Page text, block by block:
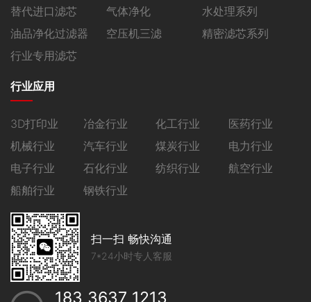
替代进口滤芯 气体净化
水处理系列
油品净化过滤器
空压机三滤
精密滤芯系列
行业专用滤芯
行业应用
3D打印业 冶金行业 化工行业
医药行业
机械行业
汽车行业 煤炭行业
电力行业
电子行业
石化行业 纺织行业
航空行业
船舶行业
钢铁行业
扫一扫 畅快沟通
7*24小时专人客服
183 3637 1213